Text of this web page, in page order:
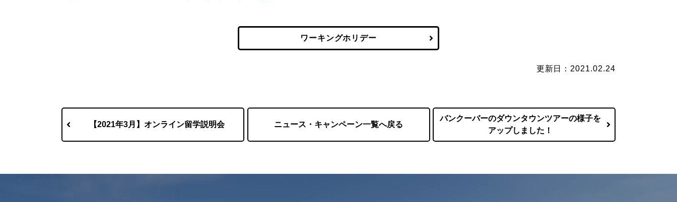
ワーキングホリデー
更新日：2021.02.24
【2021年3月】オンライン留学説明会 ニュース・キャンペーン一覧へ戻る
バンクーバーのダウンタウンツアーの様子を
アップしました！